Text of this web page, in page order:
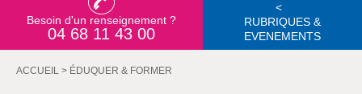
Besoin d'un renseignement ?
04 68 11 43 00
<
RUBRIQUES &
EVENEMENTS
ACCUEIL > ÉDUQUER & FORMER